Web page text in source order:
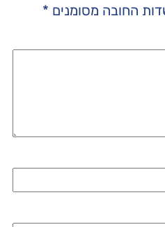
החובה מסומנים *